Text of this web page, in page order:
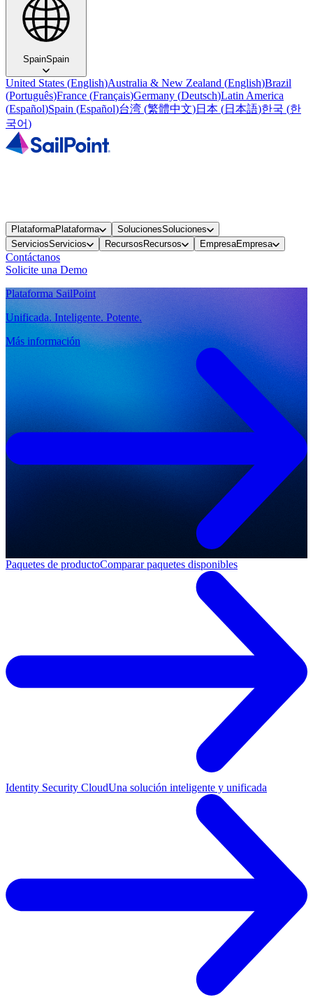
SpainSpain
United States (English)Australia & New Zealand (English)Brazil
(Português)France (Français)Germany (Deutsch)Latin America
(Español)Spain (Español)台湾 (繁體中文)日本 (日本語)한국 (한
국어)
PlataformaPlataforma SolucionesSoluciones
ServiciosServicios Recursos Recursos EmpresaEmpresa
Contáctanos
Solicite una Demo
Plataforma SailPoint
Unificada. Inteligente. Potente.
Más información
Paquetes de productoComparar paquetes disponibles
Identity Security CloudUna solución inteligente y unificada